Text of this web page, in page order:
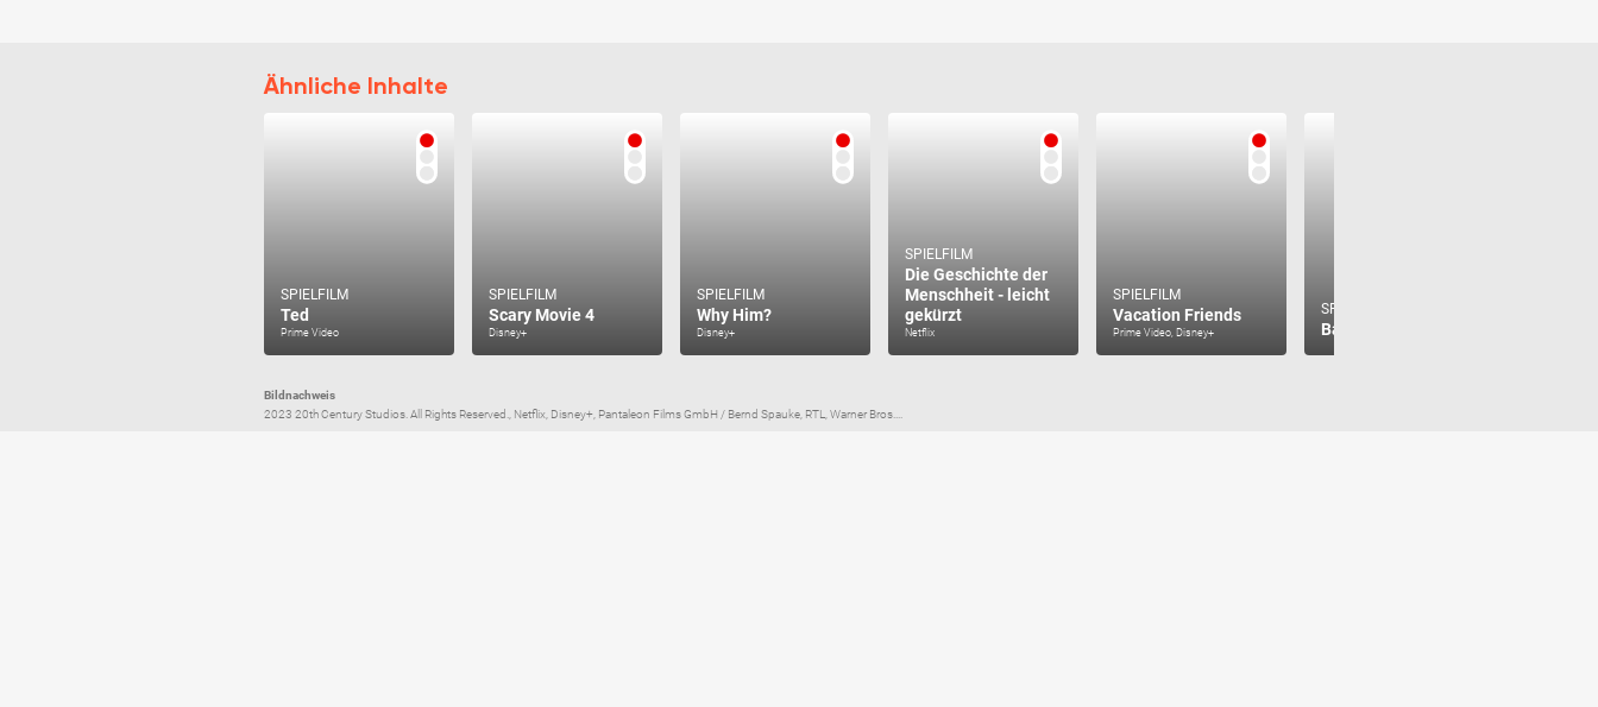
Ähnliche Inhalte
SPIELFILM
Ted
Prime Video
SPIELFILM
Scary Movie 4
Disney+
SPIELFILM
Why Him?
Disney+
SPIELFILM
Die Geschichte der
Menschheit - leicht
gekürzt
Netflix
SPIELFILM
Vacation Friends
Prime Video, Disney+
SPIELFILM
Ballermann 6
Bildnachweis
2023 20th Century Studios. All Rights Reserved., Netflix, Disney+, Pantaleon Films GmbH / Bernd Spauke, RTL, Warner Bros....